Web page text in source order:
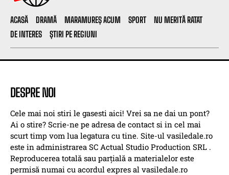
ACASĂ DRAMĂ MARAMUREȘ ACUM SPORT
NU MERITĂ RATAT
DE INTERES
ȘTIRI PE REGIUNI
DESPRE NOI
Cele mai noi stiri le gasesti aici! Vrei sa ne dai un pont?
Ai o stire? Scrie-ne pe adresa de contact si in cel mai
scurt timp vom lua legatura cu tine. Site-ul vasiledale.ro
este in administrarea SC Actual Studio Production SRL .
Reproducerea totală sau parțială a materialelor este
permisă numai cu acordul expres al vasiledale.ro